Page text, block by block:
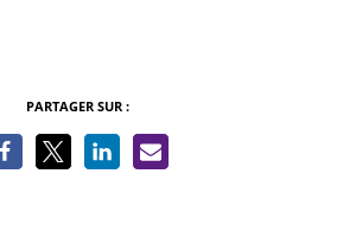
PARTAGER SUR :